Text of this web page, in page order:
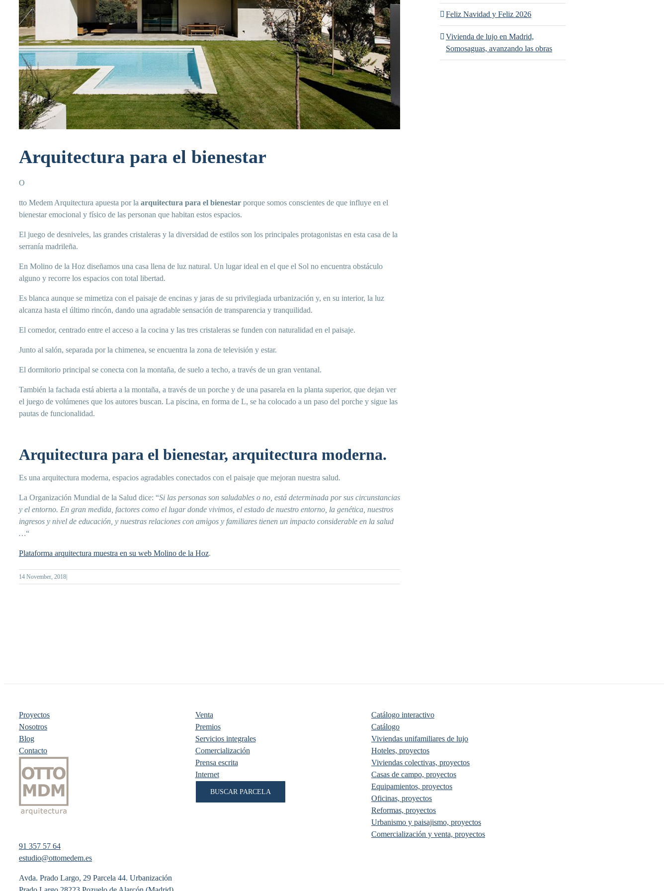
Arquitectura para el bienestar
O
tto Medem Arquitectura apuesta por la arquitectura para el bienestar porque somos conscientes de que influye en el
bienestar emocional y físico de las personan que habitan estos espacios.
El juego de desniveles, las grandes cristaleras y la diversidad de estilos son los principales protagonistas en esta casa de la
serranía madrileña.
En Molino de la Hoz diseñamos una casa llena de luz natural. Un lugar ideal en el que el Sol no encuentra obstáculo
alguno y recorre los espacios con total libertad.
Es blanca aunque se mimetiza con el paisaje de encinas y jaras de su privilegiada urbanización y, en su interior, la luz
alcanza hasta el último rincón, dando una agradable sensación de transparencia y tranquilidad.
El comedor, centrado entre el acceso a la cocina y las tres cristaleras se funden con naturalidad en el paisaje.
Junto al salón, separada por la chimenea, se encuentra la zona de televisión y estar.
El dormitorio principal se conecta con la montaña, de suelo a techo, a través de un gran ventanal.
También la fachada está abierta a la montaña, a través de un porche y de una pasarela en la planta superior, que dejan ver
el juego de volúmenes que los autores buscan. La piscina, en forma de L, se ha colocado a un paso del porche y sigue las
pautas de funcionalidad.
Arquitectura para el bienestar, arquitectura moderna.
Es una arquitectura moderna, espacios agradables conectados con el paisaje que mejoran nuestra salud.
La Organización Mundial de la Salud dice: “Si las personas son saludables o no, está determinada por sus circunstancias
y el entorno. En gran medida, factores como el lugar donde vivimos, el estado de nuestro entorno, la genética, nuestros
ingresos y nivel de educación, y nuestras relaciones con amigos y familiares tienen un impacto considerable en la salud
…“
Plataforma arquitectura muestra en su web Molino de la Hoz.
14 November, 2018
Feliz Navidad y Feliz 2026
Vivienda de lujo en Madrid,
Somosaguas, avanzando las obras
Proyectos
Nosotros
Blog
Contacto
Venta
Premios
Servicios integrales
Comercialización
Prensa escrita
Internet
BUSCAR PARCELA
Catálogo interactivo
Catálogo
Viviendas unifamiliares de lujo
Hoteles, proyectos
Viviendas colectivas, proyectos
Casas de campo, proyectos
Equipamientos, proyectos
Oficinas, proyectos
Reformas, proyectos
Urbanismo y paisajismo, proyectos
Comercialización y venta, proyectos
91 357 57 64
estudio@ottomedem.es
Avda. Prado Largo, 29 Parcela 44. Urbanización